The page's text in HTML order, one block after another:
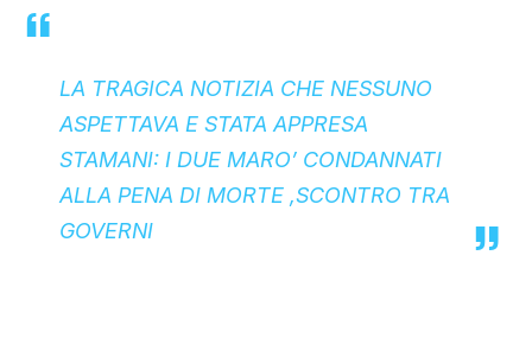
LA TRAGICA NOTIZIA CHE NESSUNO
ASPETTAVA E STATA APPRESA
STAMANI: I DUE MARO’ CONDANNATI
ALLA PENA DI MORTE ,SCONTRO TRA
GOVERNI